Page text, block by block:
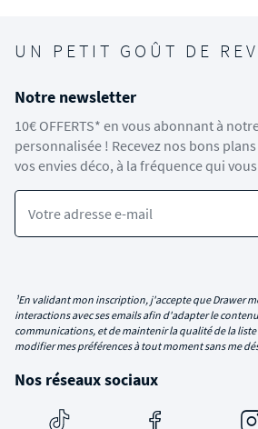
UN PETIT GOÛT DE
Notre newsletter
10€ OFFERTS* en vous abonnant à
personnalisée ! Recevez nos bons
vos envies déco, à la fréquence qui
Votre adresse e-mail
¹En validant mon inscription, j'accepte que Drawer
interactions avec ses emails afin d'adapter le
communications, et de maintenir la qualité de la
modifier mes préférences à tout moment sans me
Nos réseaux sociaux